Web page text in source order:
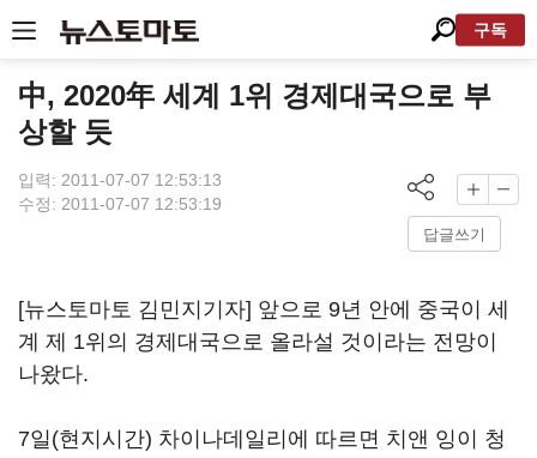
구독
中, 2020年 세계 1위 경제대국으로 부
상할 듯
입력: 2011-07-07 12:53:13
수정: 2011-07-07 12:53:19
답글쓰기
[뉴스토마토 김민지기자] 앞으로 9년 안에 중국이 세
계 제 1위의 경제대국으로 올라설 것이라는 전망이
나왔다.
7일(현지시간) 차이나데일리에 따르면 치앤 잉이 청